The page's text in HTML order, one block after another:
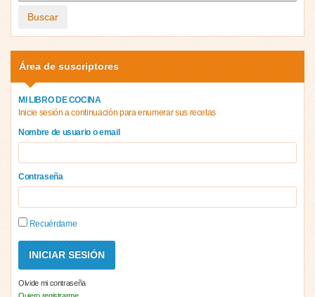
Buscar
Área de suscriptores
MI LIBRO DE COCINA
Inicie sesión a continuación para enumerar sus recetas
Nombre de usuario o email
Contraseña
Recuérdame
Olvide mi contraseña